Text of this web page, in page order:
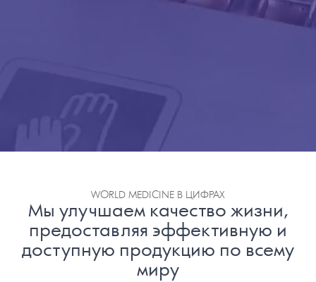
WORLD MEDICINE В ЦИФРАХ
Мы улучшаем качество жизни,
предоставляя эффективную и
доступную продукцию по всему
миру